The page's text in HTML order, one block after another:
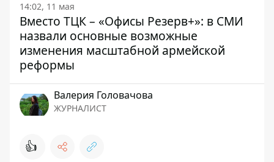
14:02, 11 мая
Вместо ТЦК – «Офисы Резерв+»: в СМИ
назвали основные возможные
изменения масштабной армейской
реформы
Валерия Головачова
ЖУРНАЛИСТ
👍